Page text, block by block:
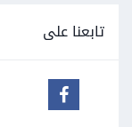
تابعنا على